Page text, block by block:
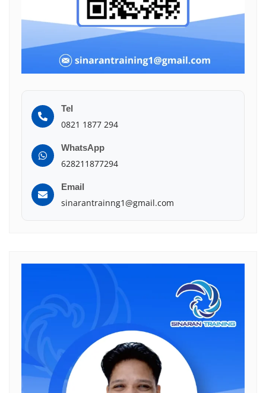
Tel
0821 1877 294
WhatsApp
628211877294
Email
sinarantrainng1@gmail.com